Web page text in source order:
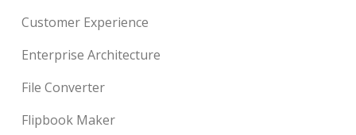
Customer Experience
Enterprise Architecture
File Converter
Flipbook Maker